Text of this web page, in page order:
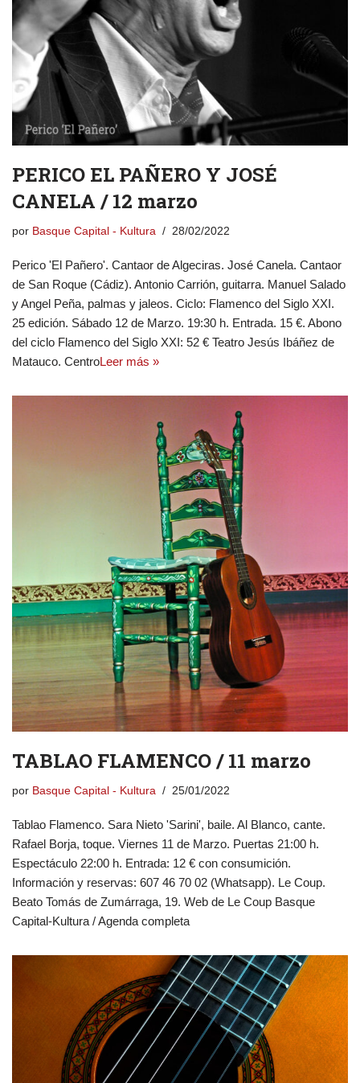
PERICO EL PAÑERO Y JOSÉ
CANELA / 12 marzo
por Basque Capital - Kultura 28/02/2022
Perico 'El Pañero'. Cantaor de Algeciras. José Canela. Cantaor
de San Roque (Cádiz). Antonio Carrión, guitarra. Manuel Salado
y Angel Peña, palmas y jaleos. Ciclo: Flamenco del Siglo XXI.
25 edición. Sábado 12 de Marzo. 19:30 h. Entrada. 15 €. Abono
del ciclo Flamenco del Siglo XXI: 52 € Teatro Jesús Ibáñez de
Matauco. CentroLeer más »
TABLAO FLAMENCO / 11 marzo
por Basque Capital - Kultura 25/01/2022
Tablao Flamenco. Sara Nieto 'Sarini', baile. Al Blanco, cante.
Rafael Borja, toque. Viernes 11 de Marzo. Puertas 21:00 h.
Espectáculo 22:00 h. Entrada: 12 € con consumición.
Información y reservas: 607 46 70 02 (Whatsapp). Le Coup.
Beato Tomás de Zumárraga, 19. Web de Le Coup Basque
Capital-Kultura / Agenda completa